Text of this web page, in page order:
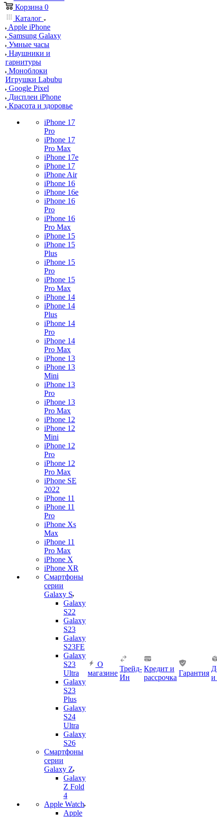
Корзина 0
Каталог
Apple iPhone
Samsung Galaxy
Умные часы
Наушники и
гарнитуры
Моноблоки
Игрушки Labubu
Google Pixel
Дисплеи iPhone
Красота и здоровье
iPhone 17
Pro
iPhone 17
Pro Max
iPhone 17e
iPhone 17
iPhone Air
iPhone 16
iPhone 16e
iPhone 16
Pro
iPhone 16
Pro Max
iPhone 15
iPhone 15
Plus
iPhone 15
Pro
iPhone 15
Pro Max
iPhone 14
iPhone 14
Plus
iPhone 14
Pro
iPhone 14
Pro Max
iPhone 13
iPhone 13
Mini
iPhone 13
Pro
iPhone 13
Pro Max
iPhone 12
iPhone 12
Mini
iPhone 12
Pro
iPhone 12
Pro Max
iPhone SE
2022
iPhone 11
iPhone 11
Pro
iPhone Xs
Max
iPhone 11
Pro Max
iPhone X
iPhone XR
Смартфоны
серии
Galaxy S
Galaxy
S22
Galaxy
S23
Galaxy
S23FE
Galaxy
S23
Ultra
Galaxy
S23
Plus
Galaxy
S24
Ultra
Galaxy
S26
Смартфоны
серии
Galaxy Z
Galaxy
Z Fold
4
Apple Watch
Apple
О
магазине
Трейд-
Ин
Кредит и
рассрочка
Гарантия
и